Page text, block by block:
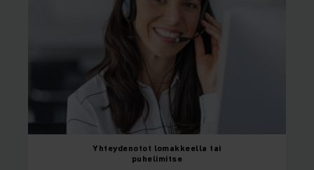
Yhteydenotot lomakkeella tai
puhelimitse